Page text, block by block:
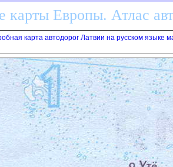
карты Европы. Атлас
карта автодорог Латвии на русском языке